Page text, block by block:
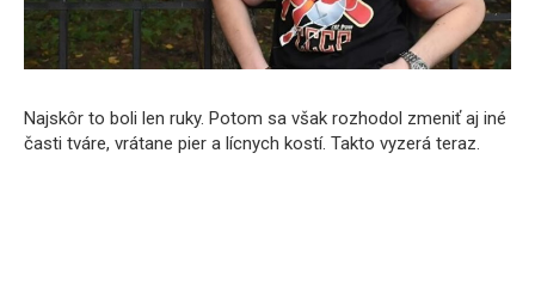
Najskôr to boli len ruky. Potom sa však rozhodol zmeniť aj iné
časti tváre, vrátane pier a lícnych kostí. Takto vyzerá teraz.